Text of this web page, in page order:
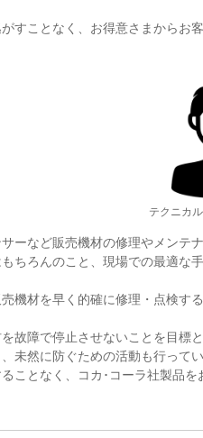
すことなく、お得意さまからお
テクニカ
ーなど販売機材の修理やメンテ
ちろんのこと、現場での最適
機材を早く的確に修理・点検
故障で停止させないことを目
未然に防ぐための活動も行ってい
ことなく、コカ･コーラ社製品